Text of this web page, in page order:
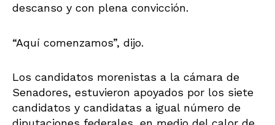
descanso y con plena convicción.
“Aquí comenzamos”, dijo.
Los candidatos morenistas a la cámara de
Senadores, estuvieron apoyados por los siete
candidatos y candidatas a igual número de